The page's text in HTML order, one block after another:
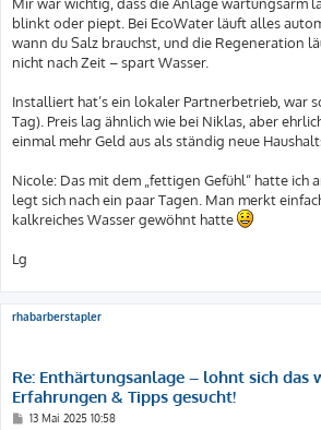
blinkt oder piept. Bei EcoWater läuft alles
wann du Salz brauchst, und die Regeneration
nicht nach Zeit – spart Wasser.
Installiert hat’s ein lokaler Partnerbetrieb, war
Tag). Preis lag ähnlich wie bei Niklas, aber
einmal mehr Geld aus als ständig neue
Nicole: Das mit dem „fettigen Gefühl“ hatte ich
legt sich nach ein paar Tagen. Man merkt
kalkreiches Wasser gewöhnt hatte
Lg
rhabarberstapler
Re: Enthärtungsanlage – lohnt sich das
Erfahrungen & Tipps gesucht!
B13 Mai 2025 10:58